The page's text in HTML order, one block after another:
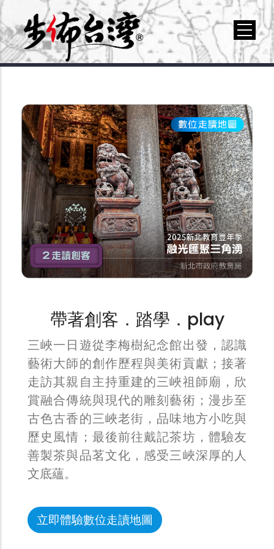
帶著創客．踏學．play
三峽一日遊從李梅樹紀念館出發，認識
藝術大師的創作歷程與美術貢獻；接著
走訪其親自主持重建的三峽祖師廟，欣
賞融合傳統與現代的雕刻藝術；漫步至
古色古香的三峽老街，品味地方小吃與
歷史風情；最後前往戴記茶坊，體驗友
善製茶與品茗文化，感受三峽深厚的人
文底蘊。
立即體驗數位走讀地圖